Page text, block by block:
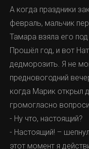
А когда праздники
февраль, мальчик
Тамара взяла его
Прошёл год, и вот
дедморозить. Я не
предновогодний
когда Марик открыл
громогласно
- Ну что, настоящий?
- Настоящий! –
этот момент я